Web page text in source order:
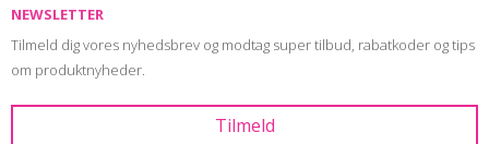
NEWSLETTER
Tilmeld dig vores nyhedsbrev og modtag super tilbud, rabatkoder og tips
om produktnyheder.